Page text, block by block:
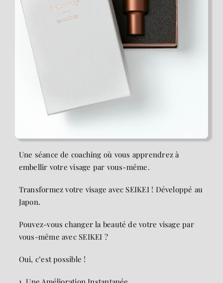
Une séance de coaching où vous apprendrez à
embellir votre visage par vous-même.
Transformez votre visage avec SEIKEI ! Développé au
Japon.
Pouvez-vous changer la beauté de votre visage par
vous-même avec SEIKEI ?
Oui, c’est possible !